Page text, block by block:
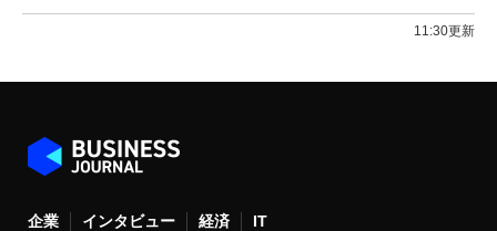
11:30更新
企業 インタビュー 経済 IT